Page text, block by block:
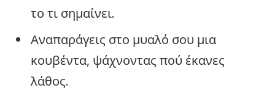
το τι σημαίνει.
Αναπαράγεις στο μυαλό σου μια
κουβέντα, ψάχνοντας πού έκανες
λάθος.